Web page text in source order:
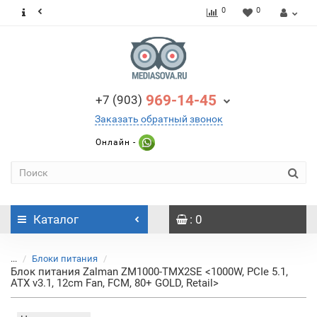
0 0
+7 (903) 969-14-45
Заказать обратный звонок
Онлайн -
Каталог : 0
... Блоки питания
Блок питания Zalman ZM1000-TMX2SE <1000W, PCIe 5.1,
ATX v3.1, 12cm Fan, FCM, 80+ GOLD, Retail>